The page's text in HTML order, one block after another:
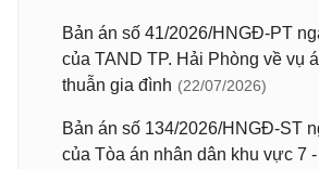
Bản án số 41/2026/HNGĐ-PT
của TAND TP. Hải Phòng về vụ
thuẫn gia đình (22/07/2026)
Bản án số 134/2026/HNGĐ-ST
của Tòa án nhân dân khu vực 7